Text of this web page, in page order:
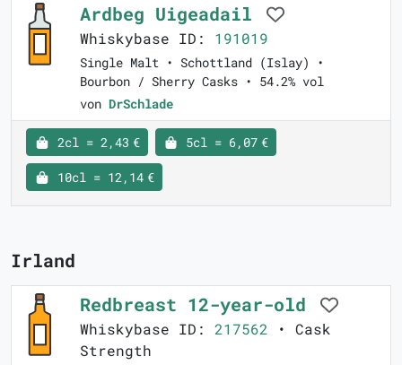
Ardbeg Uigeadail
Whiskybase ID: 191019
Single Malt • Schottland (Islay) •
Bourbon / Sherry Casks • 54.2% vol
von DrSchlade
2cl = 2,43 € 5cl = 6,07 €
10cl = 12,14 €
Irland
Redbreast 12-year-old
Whiskybase ID: 217562 • Cask
Strength